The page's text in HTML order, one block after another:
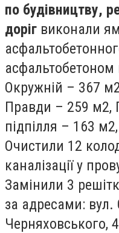
по будівництву,
доріг виконали
асфальтобетоном
Окружній – 367
Правди – 259 м2,
підпілля – 163
Очистили 12
каналізації у
Замінили 3
за адресами:
Черняховського,